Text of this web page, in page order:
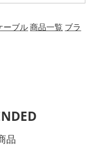
ーブル商品一覧 ブラ
品